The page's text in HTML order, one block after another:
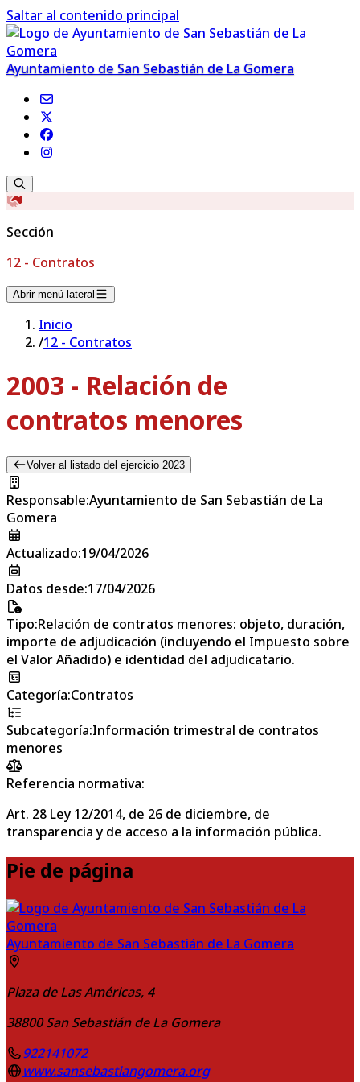
Saltar al contenido principal
Ayuntamiento de San Sebastián de La Gomera
Sección
12 - Contratos
Abrir menú lateral
Inicio
/12 - Contratos
2003 - Relación de
contratos menores
Volver al listado del ejercicio 2023
Responsable:Ayuntamiento de San Sebastián de La
Gomera
Actualizado:19/04/2026
Datos desde:17/04/2026
Tipo:Relación de contratos menores: objeto, duración,
importe de adjudicación (incluyendo el Impuesto sobre
el Valor Añadido) e identidad del adjudicatario.
Categoría:Contratos
Subcategoría:Información trimestral de contratos
menores
Referencia normativa:
Art. 28 Ley 12/2014, de 26 de diciembre, de
transparencia y de acceso a la información pública.
Pie de página
Ayuntamiento de San Sebastián de La Gomera
Plaza de Las Américas, 4
38800 San Sebastián de La Gomera
922141072
www.sansebastiangomera.org